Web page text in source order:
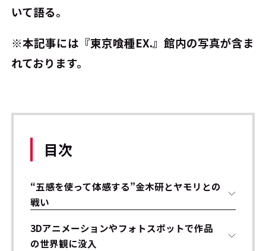
いて語る。
※本記事には『東京喰種EX.』館内の写真が含ま
れております。
目次
“五感を使って体感する”金木研とヤモリとの
戦い
3Dアニメーションやフォトスポットで作品
の世界観に没入